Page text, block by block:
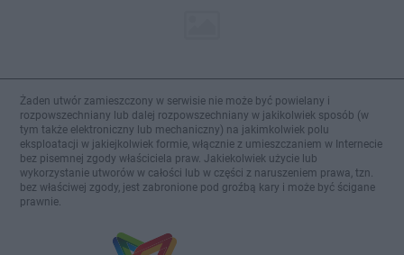
Żaden utwór zamieszczony w serwisie nie może być powielany i
rozpowszechniany lub dalej rozpowszechniany w jakikolwiek sposób (w
tym także elektroniczny lub mechaniczny) na jakimkolwiek polu
eksploatacji w jakiejkolwiek formie, włącznie z umieszczaniem w Internecie
bez pisemnej zgody właściciela praw. Jakiekolwiek użycie lub
wykorzystanie utworów w całości lub w części z naruszeniem prawa, tzn.
bez właściwej zgody, jest zabronione pod groźbą kary i może być ścigane
prawnie.